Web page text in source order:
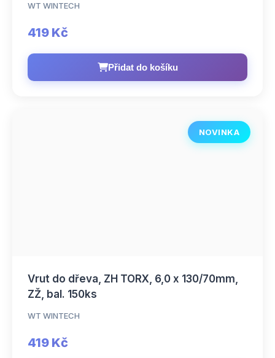
WT WINTECH
419 Kč
Přidat do košíku
NOVINKA
Vrut do dřeva, ZH TORX, 6,0 x 130/70mm,
ZŽ, bal. 150ks
WT WINTECH
419 Kč